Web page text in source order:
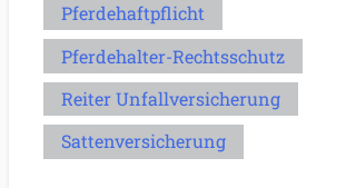
Pferdehaftpflicht
Pferdehalter-Rechtsschutz
Reiter Unfallversicherung
Sattenversicherung